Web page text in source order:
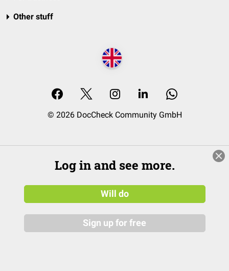
Other stuff
© 2026 DocCheck Community GmbH
Log in and see more.
Will do
Sign up for free